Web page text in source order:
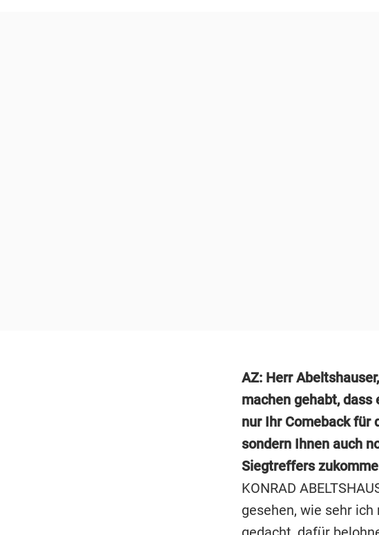
AZ: Herr
machen gehabt,
nur Ihr Comeback für
sondern Ihnen auch
Siegtreffers
KONRAD
gesehen, wie sehr